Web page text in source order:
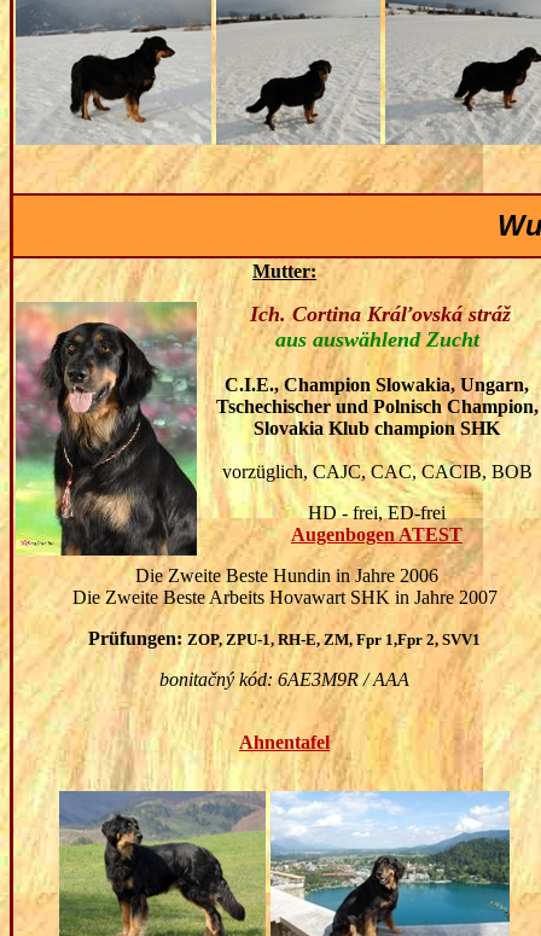
Mutter:
Ich. Cortina Kráľovská stráž
aus auswählend Zucht
C.I.E., Champion Slowakia, Ungarn,
Tschechischer und Polnisch Champion,
Slovakia Klub champion SHK
vorzüglich, CAJC, CAC, CACIB, BOB
HD - frei, ED-frei
Augenbogen ATEST
Die Zweite Beste Hundin in Jahre 2006
Die Zweite Beste Arbeits Hovawart SHK in Jahre 2007
Prüfungen: ZOP, ZPU-1, RH-E, ZM, Fpr 1,Fpr 2, SVV1
bonitačný kód: 6AE3M9R / AAA
Ahnentafel